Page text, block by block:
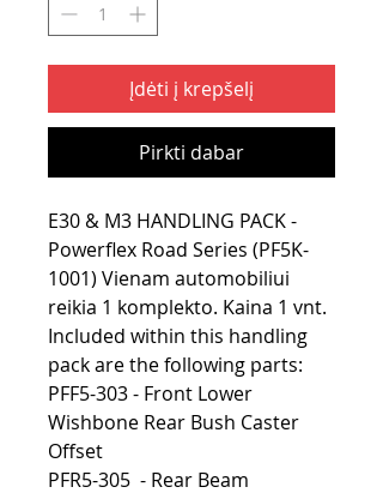
Įdėti į krepšelį
Pirkti dabar
E30 & M3 HANDLING PACK -
Powerflex Road Series (PF5K-
1001) Vienam automobiliui
reikia 1 komplekto. Kaina 1 vnt.
Included within this handling
pack are the following parts:
PFF5-303 - Front Lower
Wishbone Rear Bush Caster
Offset
PFR5-305 - Rear Beam